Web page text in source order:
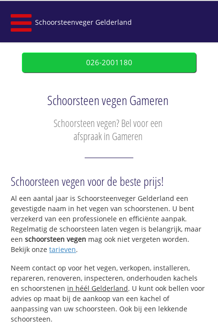
Schoorsteenveger Gelderland
026-2001180
Schoorsteen vegen Gameren
Schoorsteen vegen? Bel voor een
afspraak in Gameren
Schoorsteen vegen voor de beste prijs!
Al een aantal jaar is Schoorsteenveger Gelderland een
gevestigde naam in het vegen van schoorstenen. U bent
verzekerd van een professionele en efficiënte aanpak.
Regelmatig de schoorsteen laten vegen is belangrijk, maar
eenschoorsteen vegen mag ook niet vergeten worden.
Bekijk onzetarieven.
Neem contact op voor het vegen, verkopen, installeren,
repareren, renoveren, inspecteren, onderhouden kachels
en schoorstenen in héél Gelderland. U kunt ook bellen voor
advies op maat bij de aankoop van een kachel of
aanpassing van uw schoorsteen. Ook bij een lekkende
schoorsteen.